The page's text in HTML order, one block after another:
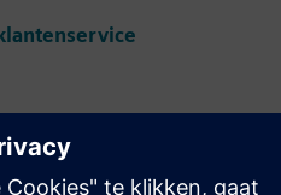
efficiënte en